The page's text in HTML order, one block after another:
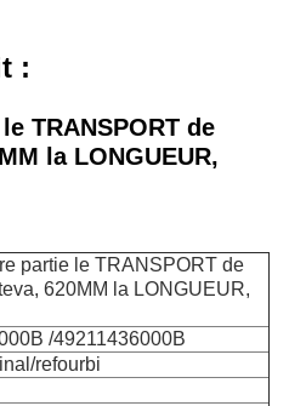
:
TRANSPORT de
la LONGUEUR,
partie le TRANSPORT de
620MM la LONGUEUR,
/49211436000B
refourbi